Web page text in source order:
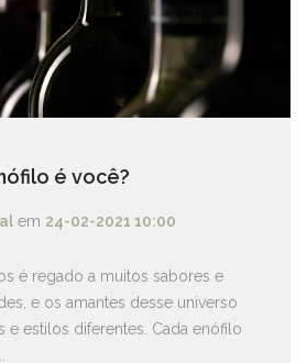
é você?
em 24-02-2021 10:00
é regado a muitos sabores e
e os amantes desse universo
e estilos diferentes. Cada enófilo